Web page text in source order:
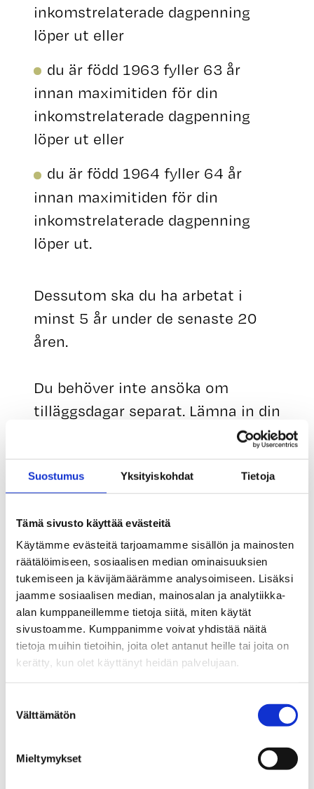
Suostumus Yksityiskohdat Tietoja
Tämä sivusto käyttää evästeitä
Käytämme evästeitä tarjoamamme sisällön ja mainosten
räätälöimiseen, sosiaalisen median ominaisuuksien
tukemiseen ja kävijämäärämme analysoimiseen. Lisäksi
jaamme sosiaalisen median, mainosalan ja analytiikka-
alan kumppaneillemme tietoja siitä, miten käytät
sivustoamme. Kumppanimme voivat yhdistää näitä
tietoja muihin tietoihin, joita olet antanut heille tai joita on
kerätty, kun olet käyttänyt heidän palvelujaan.
valinta
Välttämätön
Mieltymykset
inkomstrelaterade dagpenning
löper ut eller
du är född 1963 fyller 63 år
innan maximitiden för din
inkomstrelaterade dagpenning
löper ut eller
du är född 1964 fyller 64 år
innan maximitiden för din
inkomstrelaterade dagpenning
löper ut.
Dessutom ska du ha arbetat i
minst 5 år under de senaste 20
åren.
Du behöver inte ansöka om
tilläggsdagar separat. Lämna in din
ansökan om inkomstrelaterad
dagpenning som vanligt till
kassan. När vi behandlar din
rätt till tilläggsdagar. Inget separat
beslut fattas om tilläggsdagar.
Storleken på den
inkomstrelaterade dagpenningen
räknas inte på nytt för
tilläggsdagarna.
Den inkomstrelaterade
fortsätta löpa fram till